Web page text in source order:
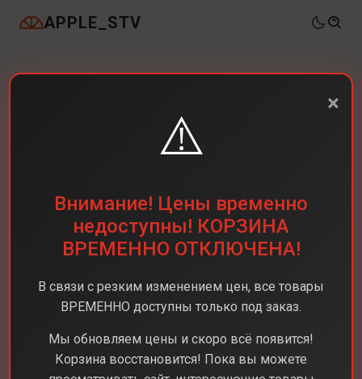
APPLE_STV
×
⚠️
Внимание! Цены временно
недоступны! КОРЗИНА
ВРЕМЕННО ОТКЛЮЧЕНА!
В связи с резким изменением цен, все товары
ВРЕМЕННО доступны только под заказ.
Мы обновляем цены и скоро всё появится!
Корзина восстановится! Пока вы можете